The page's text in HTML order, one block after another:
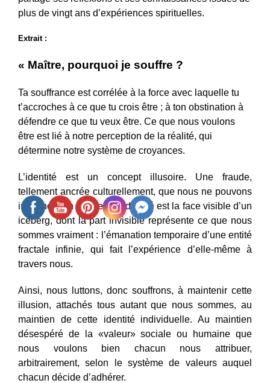
plus de vingt ans d’expériences spirituelles.
Extrait :
« Maître, pourquoi je souffre ?
Ta souffrance est corrélée à la force avec laquelle tu
t’accroches à ce que tu crois être ; à ton obstination à
défendre ce que tu veux être. Ce que nous voulons
être est lié à notre perception de la réalité, qui
détermine notre système de croyances.
L’identité est un concept illusoire. Une fraude,
tellement ancrée culturellement, que nous ne pouvons
imaginer son ampleur. L’identité est la face visible d’un
iceberg, dont la part invisible représente ce que nous
sommes vraiment : l’émanation temporaire d’une entité
fractale infinie, qui fait l’expérience d’elle-même à
travers nous.
Ainsi, nous luttons, donc souffrons, à maintenir cette
illusion, attachés tous autant que nous sommes, au
maintien de cette identité individuelle. Au maintien
désespéré de la «valeur» sociale ou humaine que
nous voulons bien chacun nous attribuer,
arbitrairement, selon le système de valeurs auquel
chacun décide d’adhérer.